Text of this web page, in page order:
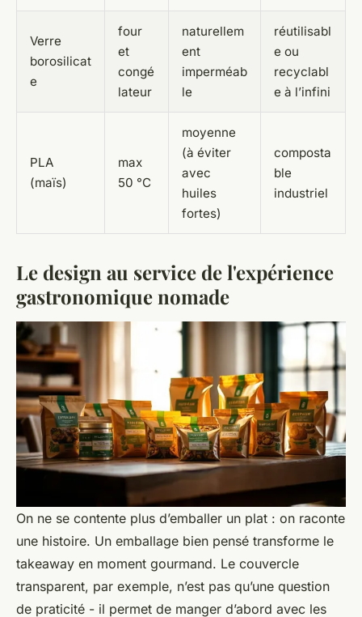
Verre
borosilicat
e
four
et
congé
lateur
naturellem
ent
imperméab
le
réutilisabl
e ou
recyclabl
e à l’infini
PLA
(maïs)
max
50 °C
moyenne
(à éviter
avec
huiles
fortes)
composta
ble
industriel
Le design au service de l'expérience
gastronomique nomade
On ne se contente plus d’emballer un plat : on raconte
une histoire. Un emballage bien pensé transforme le
takeaway en moment gourmand. Le couvercle
transparent, par exemple, n’est pas qu’une question
de praticité - il permet de manger d’abord avec les